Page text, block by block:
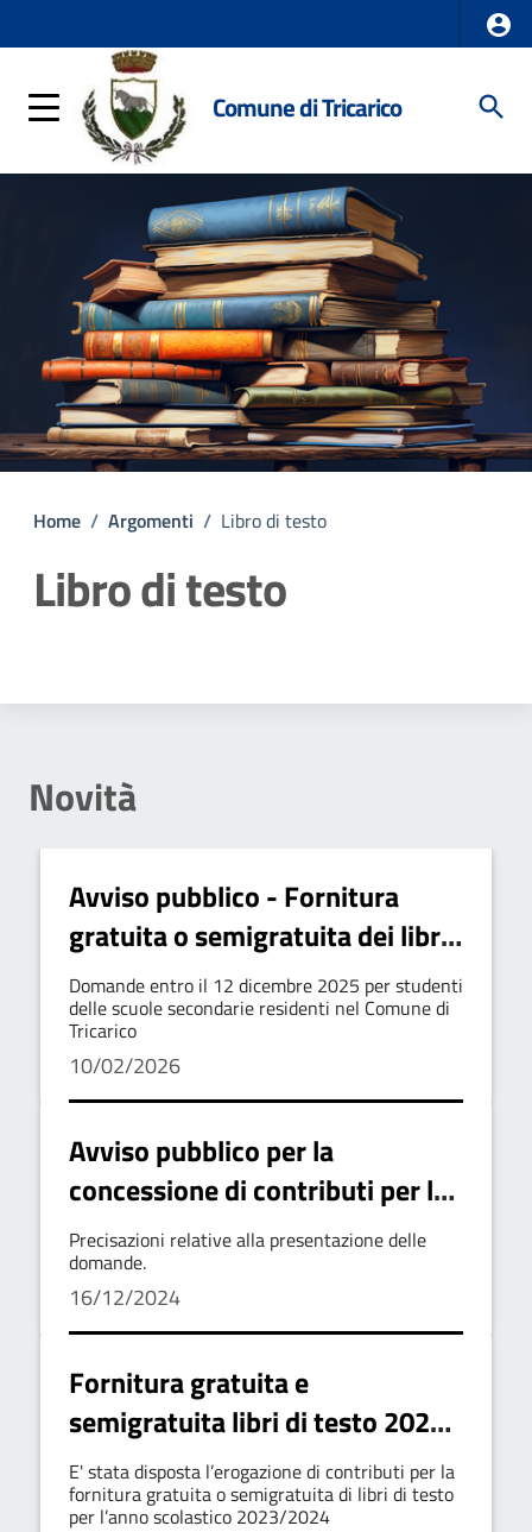
Comune di Tricarico
Home / Argomenti / Libro di testo
Libro di testo
Novità
Avviso pubblico - Fornitura
gratuita o semigratuita dei libri
di testo – anno scolastico
2025/2026
Domande entro il 12 dicembre 2025 per studenti
delle scuole secondarie residenti nel Comune di
Tricarico
10/02/2026
Avviso pubblico per la
concessione di contributi per la
fornitura gratuita o
semigratuita dei libri di testo
Anno scolastico 2024/2025-
Chiarimento n. 1
Precisazioni relative alla presentazione delle
domande.
16/12/2024
Fornitura gratuita e
semigratuita libri di testo 2023-
2024
E' stata disposta l’erogazione di contributi per la
fornitura gratuita o semigratuita di libri di testo
per l’anno scolastico 2023/2024